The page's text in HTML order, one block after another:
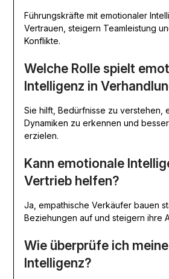
Führungskräfte mit emotionaler
Vertrauen, steigern Teamleistung
Konflikte.
Welche Rolle spielt
Intelligenz in
Sie hilft, Bedürfnisse zu verstehen,
Dynamiken zu erkennen und
erzielen.
Kann emotionale
Vertrieb helfen?
Ja, empathische Verkäufer bauen
Beziehungen auf und steigern ihre
Wie überprüfe ich
Intelligenz?